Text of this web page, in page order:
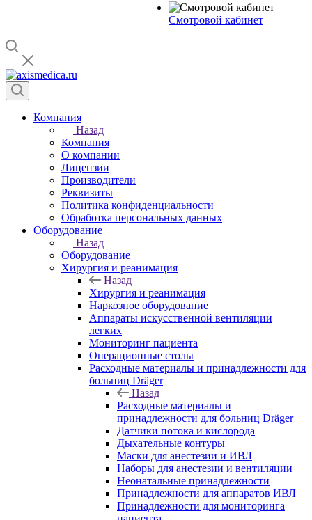
Смотровой кабинет
Компания
Назад
Компания
О компании
Лицензии
Производители
Реквизиты
Политика конфиденциальности
Обработка персональных данных
Оборудование
Назад
Оборудование
Хирургия и реанимация
Назад
Хирургия и реанимация
Наркозное оборудование
Аппараты искусственной вентиляции
легких
Мониторинг пациента
Операционные столы
Расходные материалы и принадлежности для
больниц Dräger
Назад
Расходные материалы и
принадлежности для больниц Dräger
Датчики потока и кислорода
Дыхательные контуры
Маски для анестезии и ИВЛ
Наборы для анестезии и вентиляции
Неонатальные принадлежности
Принадлежности для аппаратов ИВЛ
Принадлежности для мониторинга